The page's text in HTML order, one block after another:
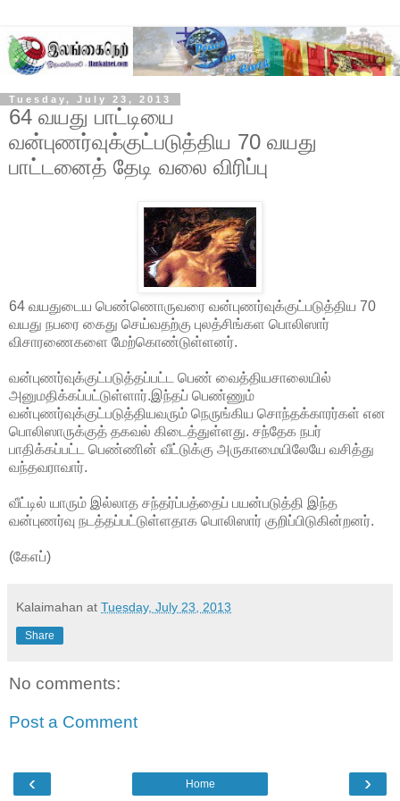
Tuesday, July 23, 2013
64 வயது பாட்டியை
வன்புணர்வுக்குட்படுத்திய 70 வயது
பாட்டனைத் தேடி வலை விரிப்பு
64 வயதுடைய பெண்ணொருவரை வன்புணர்வுக்குட்படுத்திய 70
வயது நபரை கைது செய்வதற்கு புலத்சிங்கள பொலிஸார்
விசாரணைகளை மேற்கொண்டுள்ளனர்.
வன்புணர்வுக்குட்படுத்தப்பட்ட பெண் வைத்தியசாலையில்
அனுமதிக்கப்பட்டுள்ளார்.இந்தப் பெண்ணும்
வன்புணர்வுக்குட்படுத்தியவரும் நெருங்கிய சொந்தக்காரர்கள் என
பொலிஸாருக்குத் தகவல் கிடைத்துள்ளது. சந்தேக நபர்
பாதிக்கப்பட்ட பெண்ணின் வீட்டுக்கு அருகாமையிலேயே வசித்து
வந்தவராவார்.
வீட்டில் யாரும் இல்லாத சந்தர்ப்பத்தைப் பயன்படுத்தி இந்த
வன்புணர்வு நடத்தப்பட்டுள்ளதாக பொலிஸார் குறிப்பிடுகின்றனர்.
(கேஎப்)
Kalaimahan at Tuesday, July 23, 2013
Share
No comments:
Post a Comment
‹ ›
Home